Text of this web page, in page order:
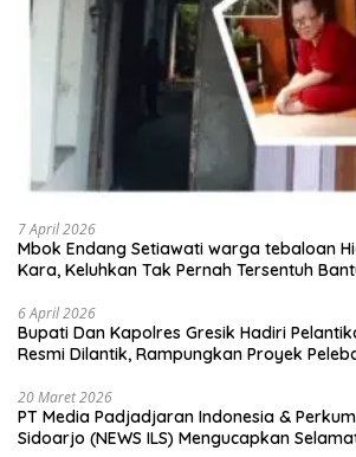
7 April 2026
Mbok Endang Setiawati warga tebaloan
Kara, Keluhkan Tak Pernah Tersentuh
6 April 2026
​Bupati Dan Kapolres Gresik Hadiri
Resmi Dilantik, Rampungkan Proyek
20 Maret 2026
PT Media Padjadjaran Indonesia &
Sidoarjo (NEWS ILS) Mengucapkan